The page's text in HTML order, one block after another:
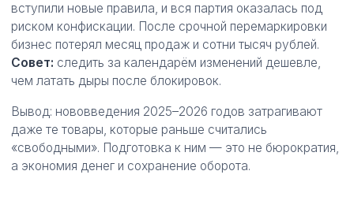
вступили новые правила, и вся партия оказалась под
риском конфискации. После срочной перемаркировки
бизнес потерял месяц продаж и сотни тысяч рублей.
Совет: следить за календарём изменений дешевле,
чем латать дыры после блокировок.
Вывод: нововведения 2025–2026 годов затрагивают
даже те товары, которые раньше считались
«свободными». Подготовка к ним — это не бюрократия,
а экономия денег и сохранение оборота.